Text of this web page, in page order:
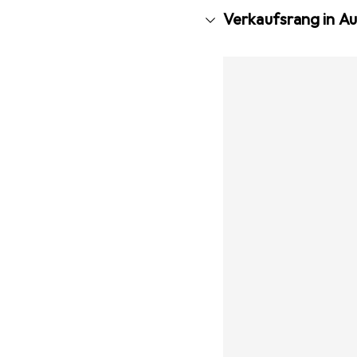
Verkaufsrang in